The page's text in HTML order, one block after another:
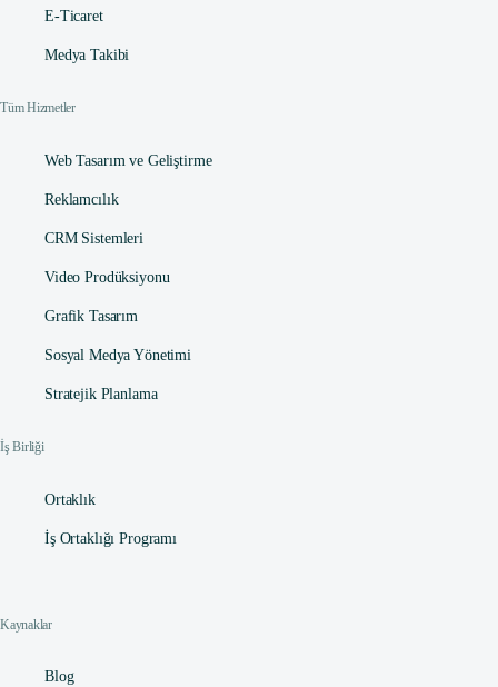
E-Ticaret
Medya Takibi
Tüm Hizmetler
Web Tasarım ve Geliştirme
Reklamcılık
CRM Sistemleri
Video Prodüksiyonu
Grafik Tasarım
Sosyal Medya Yönetimi
Stratejik Planlama
İş Birliği
Ortaklık
İş Ortaklığı Programı
Kaynaklar
Blog